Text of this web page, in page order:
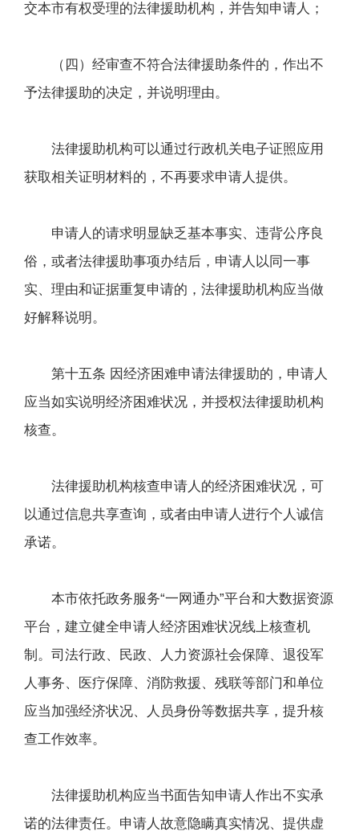
交本市有权受理的法律援助机构，并告知申请人；
（四）经审查不符合法律援助条件的，作出不
予法律援助的决定，并说明理由。
法律援助机构可以通过行政机关电子证照应用
获取相关证明材料的，不再要求申请人提供。
申请人的请求明显缺乏基本事实、违背公序良
俗，或者法律援助事项办结后，申请人以同一事
实、理由和证据重复申请的，法律援助机构应当做
好解释说明。
第十五条 因经济困难申请法律援助的，申请人
应当如实说明经济困难状况，并授权法律援助机构
核查。
法律援助机构核查申请人的经济困难状况，可
以通过信息共享查询，或者由申请人进行个人诚信
承诺。
本市依托政务服务“一网通办”平台和大数据资源
平台，建立健全申请人经济困难状况线上核查机
制。司法行政、民政、人力资源社会保障、退役军
人事务、医疗保障、消防救援、残联等部门和单位
应当加强经济状况、人员身份等数据共享，提升核
查工作效率。
法律援助机构应当书面告知申请人作出不实承
诺的法律责任。申请人故意隐瞒真实情况、提供虚